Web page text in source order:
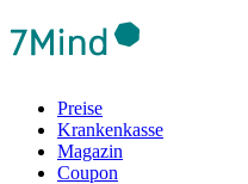
Preise
Krankenkasse
Magazin
Coupon